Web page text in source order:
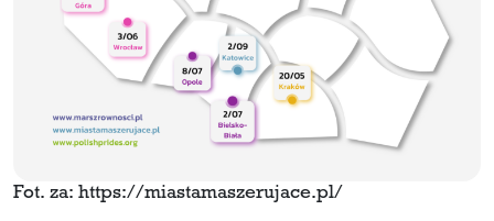
Fot. za: https://miastamaszerujace.pl/